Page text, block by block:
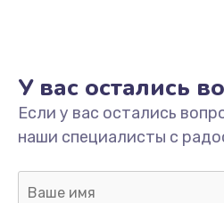
У вас остались
Если у вас остались
наши специалисты с